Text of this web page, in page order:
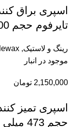
اسپری براق
تایرفوم حجم 500 میلی لیتر
رینگ و لاستیک,
موجود در انبار
2,150,000 تومان
حجم 473 میلی لیتر مجموعه دو عددی